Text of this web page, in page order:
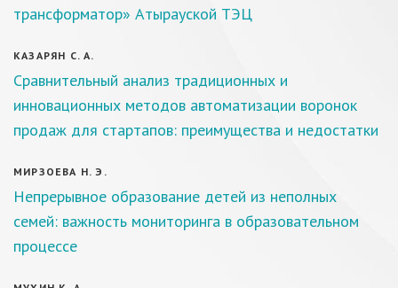
трансформатор» Атырауской ТЭЦ
КАЗАРЯН С. А.
Сравнительный анализ традиционных и
инновационных методов автоматизации воронок
продаж для стартапов: преимущества и недостатки
МИРЗОЕВА Н. Э.
Непрерывное образование детей из неполных
семей: важность мониторинга в образовательном
процессе